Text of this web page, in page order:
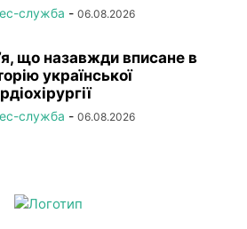
служба - 06.08.2026
що назавжди вписане в
української
служба - 06.08.2026